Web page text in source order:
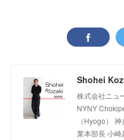
Shohei
株式会社ニュ
NYNY
（Hyogo）
業本部長 小